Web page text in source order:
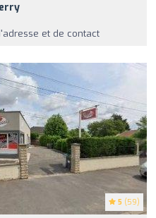
et de contact
5 (59)